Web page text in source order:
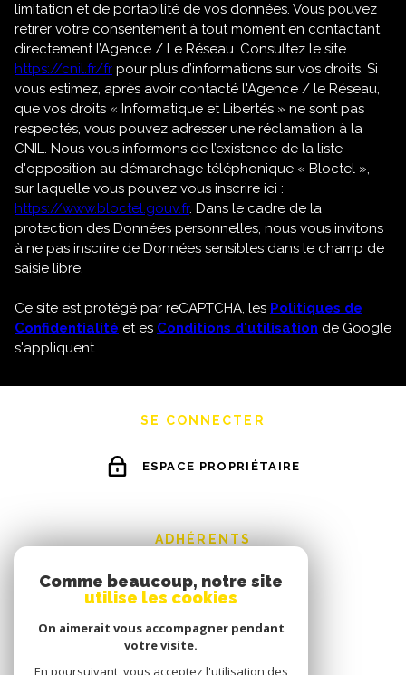
limitation et de portabilité de vos données. Vous pouvez
retirer votre consentement à tout moment en contactant
directement l’Agence / Le Réseau. Consultez le site
https://cnil.fr/fr pour plus d’informations sur vos droits. Si
vous estimez, après avoir contacté l'Agence / le Réseau,
que vos droits « Informatique et Libertés » ne sont pas
respectés, vous pouvez adresser une réclamation à la
CNIL. Nous vous informons de l’existence de la liste
d'opposition au démarchage téléphonique « Bloctel »,
sur laquelle vous pouvez vous inscrire ici :
https://www.bloctel.gouv.fr. Dans le cadre de la
protection des Données personnelles, nous vous invitons
à ne pas inscrire de Données sensibles dans le champ de
saisie libre.
Ce site est protégé par reCAPTCHA, les Politiques de
Confidentialité et es Conditions d'utilisation de Google
s'appliquent.
SE CONNECTER
ESPACE PROPRIÉTAIRE
ADHÉRENTS
Comme beaucoup, notre site
utilise les cookies
On aimerait vous accompagner pendant
votre visite.
En poursuivant, vous acceptez l'utilisation des